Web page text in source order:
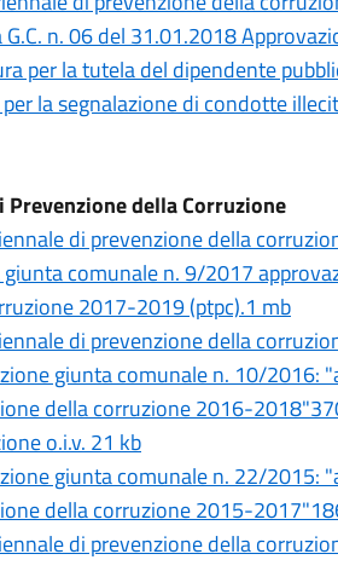
G.C. n. 06 del 31.01.2018
per la tutela del dipendente
la segnalazione di condotte
Prevenzione della Corruzione
di prevenzione della
giunta comunale n. 9/2017
2017-2019 (ptpc).1 mb
di prevenzione della
giunta comunale n. 10/2016:
della corruzione 2016-
o.i.v. 21 kb
giunta comunale n. 22/2015:
della corruzione 2015-
di prevenzione della